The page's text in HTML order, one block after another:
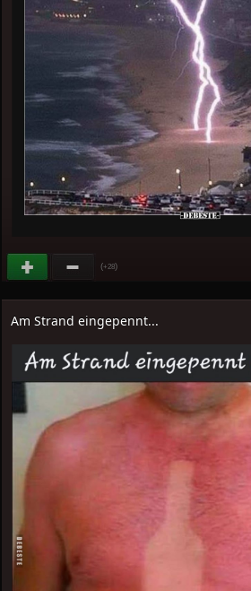
(+28)
Am Strand eingepennt...